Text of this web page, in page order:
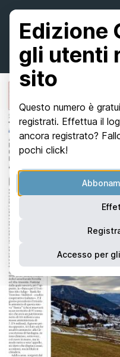
Edizione
gli utenti
sito
Questo numero è
registrati. Effettua il
ancora registrato?
pochi click!
Accesso per